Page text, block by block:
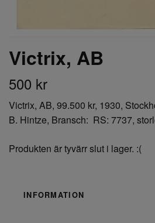
Victrix, AB
500 kr
Victrix, AB, 99.500 kr, 1930,
B. Hintze, Bransch: RS: 7737,
Produkten är tyvärr slut i lager. :(
INFORMATION